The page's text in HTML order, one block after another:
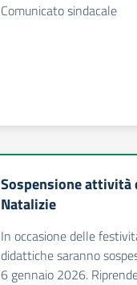
Comunicato sindacale
Sospensione attività
Natalizie
In occasione delle
didattiche saranno
6 gennaio 2026.